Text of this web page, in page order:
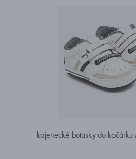
kojenecké botasky do